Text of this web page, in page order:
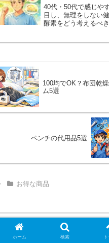
40代・50代で感じや
目し、無理をしない
酵素をどう考えるべ
100均でOK？布団乾
ム5選
ペンチの代用品5選
お得な商品
ホーム 検索